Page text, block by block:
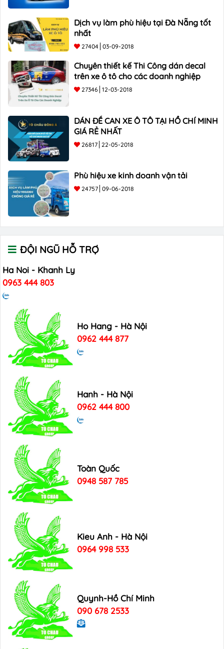
Dịch vụ làm phù hiệu tại Đà Nẵng tốt
nhất
27404 03-09-2018
Chuyên thiết kế Thi Công dán decal
trên xe ô tô cho các doanh nghiệp
27346 12-03-2018
DÁN ĐỀ CAN XE Ô TÔ TẠI HỒ CHÍ MINH
GIÁ RẺ NHẤT
26817 22-05-2018
Phù hiệu xe kinh doanh vận tải
24757 09-06-2018
ĐỘI NGŨ HỖ TRỢ
Ha Noi - Khanh Ly
0963 444 803
Ho Hang - Hà Nội
0962 444 877
Hanh - Hà Nội
0962 444 800
Toàn Quốc
0948 587 785
Kieu Anh - Hà Nội
0964 998 533
Quynh-Hồ Chí Minh
090 678 2533